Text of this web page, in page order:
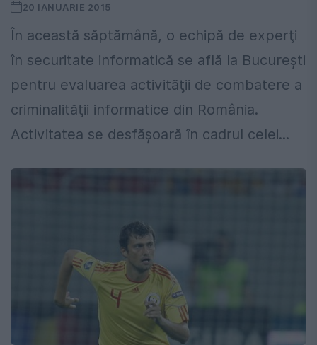
20 IANUARIE 2015
În această săptămână, o echipă de experţi
în securitate informatică se află la Bucureşti
pentru evaluarea activităţii de combatere a
criminalităţii informatice din România.
Activitatea se desfășoară în cadrul celei...